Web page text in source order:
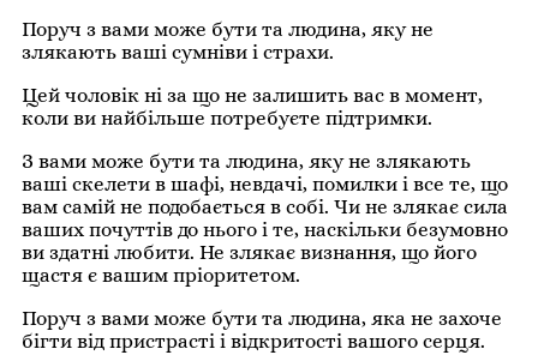
Поруч з вами може бути та людина, яку не
злякають ваші сумніви і страхи.
Цей чоловік ні за що не залишить вас в момент,
коли ви найбільше потребуєте підтримки.
З вами може бути та людина, яку не злякають
ваші скелети в шафі, невдачі, помилки і все те, що
вам самій не подобається в собі. Чи не злякає сила
ваших почуттів до нього і те, наскільки безумовно
ви здатні любити. Не злякає визнання, що його
щастя є вашим пріоритетом.
Поруч з вами може бути та людина, яка не захоче
бігти від пристрасті і відкритості вашого серця.